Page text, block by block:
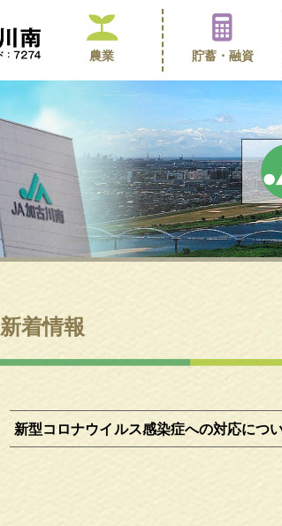
農業 貯蓄・ 融資
新着情報
新型コロナウイルス感染症への対応につ